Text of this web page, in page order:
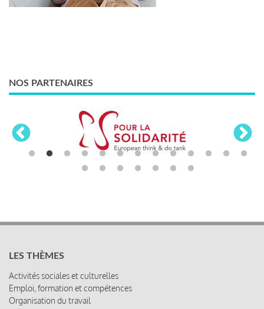
NOS PARTENAIRES
LES THÈMES
Activités sociales et culturelles
Emploi, formation et compétences
Organisation du travail